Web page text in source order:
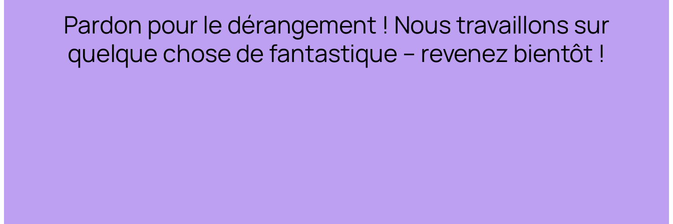
Pardon pour le dérangement ! Nous travaillons sur
quelque chose de fantastique – revenez bientôt !